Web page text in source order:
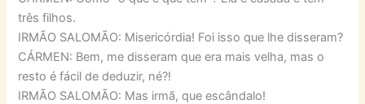
três filhos.
IRMÃO SALOMÃO: Misericórdia! Foi isso que lhe disseram?
CÁRMEN: Bem, me disseram que era mais velha, mas o
resto é fácil de deduzir, né?!
IRMÃO SALOMÃO: Mas irmã, que escândalo!